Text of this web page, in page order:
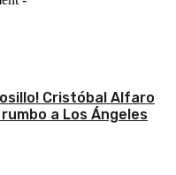
Cristóbal Alfaro
a Los Ángeles